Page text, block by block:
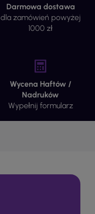
Darmowa dostawa
dla zamówień powyżej
1000 zł
Wycena Haftów /
Nadruków
Wypełnij formularz